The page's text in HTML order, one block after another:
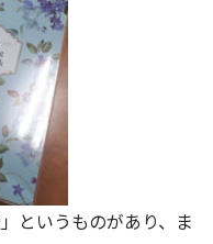
」というものがあり、ま